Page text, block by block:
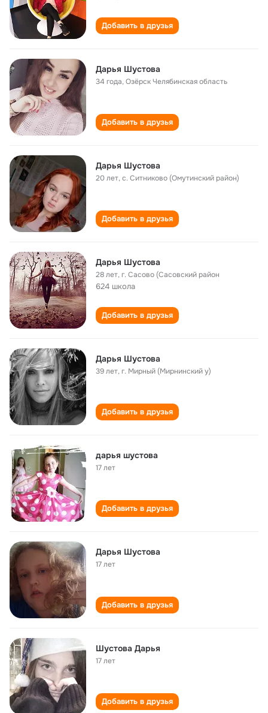
Добавить в друзья
Дарья Шустова
34 года,Озёрск Челябинская область
Добавить в друзья
Дарья Шустова
20 лет,с. Ситниково (Омутинский район)
Добавить в друзья
Дарья Шустова
28 лет,г. Сасово (Сасовский район
624 школа
Добавить в друзья
Дарья Шустова
39 лет,г. Мирный (Мирнинский у)
Добавить в друзья
дарья шустова
17 лет
Добавить в друзья
Дарья Шустова
17 лет
Добавить в друзья
Шустова Дарья
17 лет
Добавить в друзья